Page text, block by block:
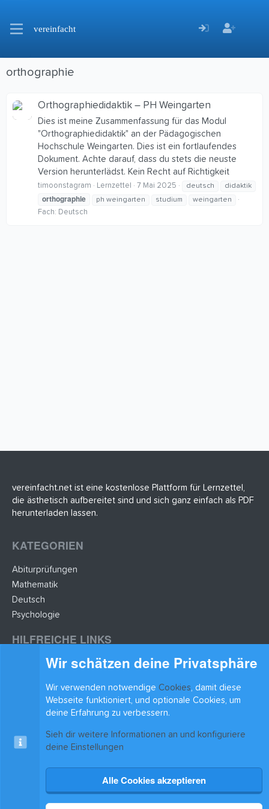
vereinfacht
orthographie
Orthographiedidaktik – PH Weingarten
Dies ist meine Zusammenfassung für das Modul
"Orthographiedidaktik" an der Pädagogischen
Hochschule Weingarten. Dies ist ein fortlaufendes
Dokument. Achte darauf, dass du stets die neuste
Version herunterlädst. Kein Recht auf Richtigkeit
timoonstagram Lernzettel 7 Mai 2025 deutsch didaktik
orthographie ph weingarten studium weingarten
Fach: Deutsch
vereinfacht.net ist eine kostenlose Plattform für Lernzettel,
die ästhetisch aufbereitet sind und sich ganz einfach als PDF
herunterladen lassen.
KATEGORIEN
Abiturprüfungen
Mathematik
Deutsch
Psychologie
HILFREICHE LINKS
Lernzettel hochladen
BLEIB AUF DEM LAUFENDEN
xenAwsome-GradientHeader
Kontakt
Nutzungsbedingungen
Datenschutz Hilfe & Support Start
Community platform by XenForo
Wir schätzen deine Privatsphäre
Wir verwenden notwendige Cookies, damit diese
Webseite funktioniert, und optionale Cookies, um
deine Erfahrung zu verbessern.
Sieh dir weitere Informationen an und konfiguriere
deine Einstellungen
Alle Cookies akzeptieren